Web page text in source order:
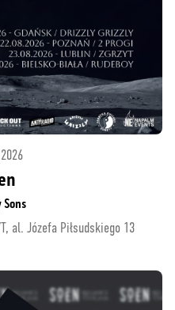
al. Józefa Piłsudskiego 13